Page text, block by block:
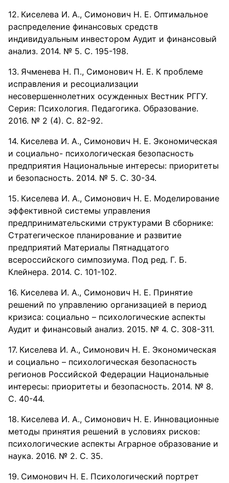
Киселева И. А., Симонович Н. Е. Оптимальное
распределение финансовых средств
индивидуальным инвестором Аудит и финансовый
анализ. 2014. № 5. С. 195-198.
Ячменева Н. П., Симонович Н. Е. К проблеме
исправления и ресоциализации
несовершеннолетних осужденных Вестник РГГУ.
Серия: Психология. Педагогика. Образование.
2016. № 2 (4). С. 82-92.
Киселева И. А., Симонович Н. Е. Экономическая
и социально- психологическая безопасность
предприятия Национальные интересы: приоритеты
и безопасность. 2014. № 5. С. 30-34.
Киселева И. А., Симонович Н. Е. Моделирование
эффективной системы управления
предпринимательскими структурами В сборнике:
Стратегическое планирование и развитие
предприятий Материалы Пятнадцатого
всероссийского симпозиума. Под ред. Г. Б.
Клейнера. 2014. С. 101-102.
Киселева И. А., Симонович Н. Е. Принятие
решений по управлению организацией в период
кризиса: социально – психологические аспекты
Аудит и финансовый анализ. 2015. № 4. С. 308-311.
Киселева И. А., Симонович Н. Е. Экономическая
и социально – психологическая безопасность
регионов Российской Федерации Национальные
интересы: приоритеты и безопасность. 2014. № 8.
С. 40-44.
Киселева И. А., Симонович Н. Е. Инновационные
методы принятия решений в условиях рисков:
психологические аспекты Аграрное образование и
наука. 2016. № 2. С. 35.
Симонович Н. Е. Психологический портрет